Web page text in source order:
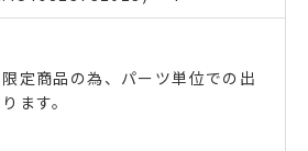
定商品の為、パーツ単位での出
ます。